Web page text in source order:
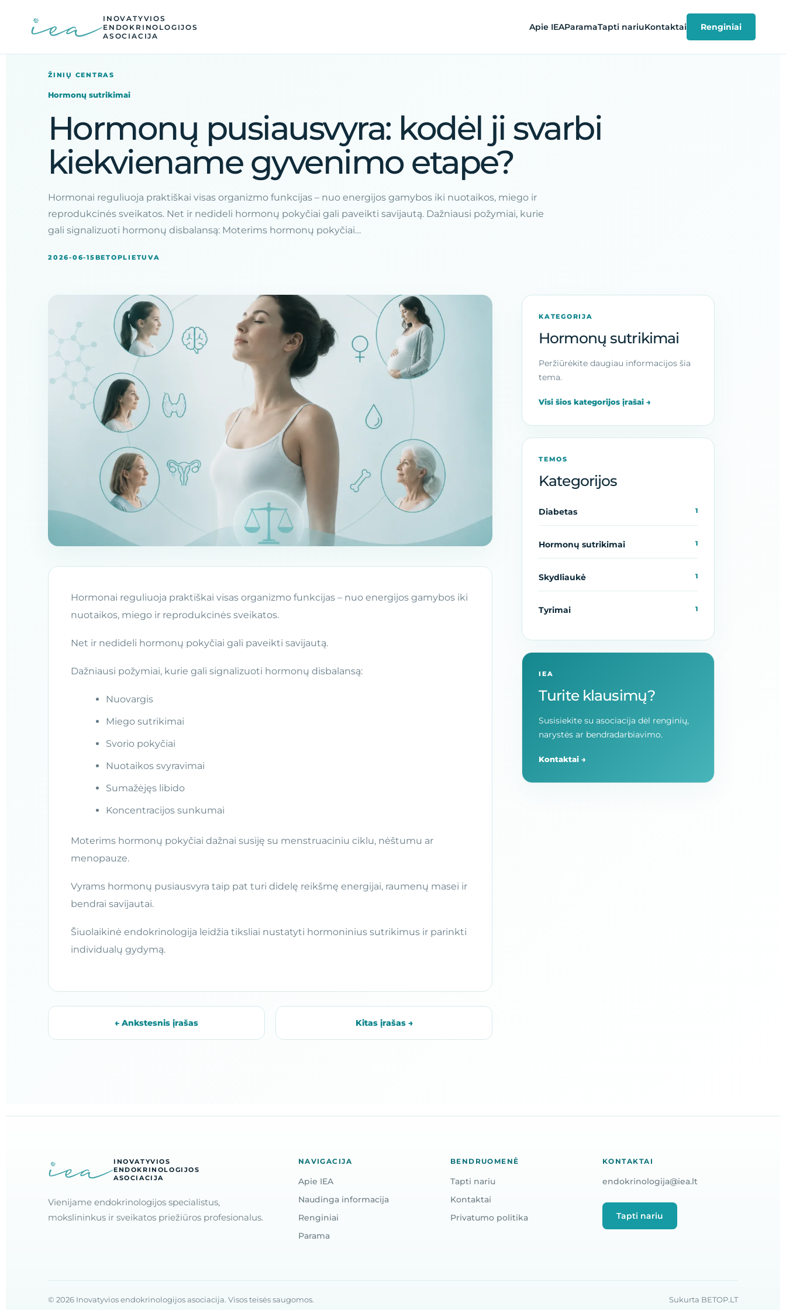
INOVATYVIOS
ENDOKRINOLOGIJOS
ASOCIACIJA
Apie IEAParamaTapti nariuKontaktai Renginiai
ŽINIŲ CENTRAS
Hormonų sutrikimai
Hormonų pusiausvyra: kodėl ji svarbi
kiekviename gyvenimo etape?
Hormonai reguliuoja praktiškai visas organizmo funkcijas – nuo energijos gamybos iki nuotaikos, miego ir
reprodukcinės sveikatos. Net ir nedideli hormonų pokyčiai gali paveikti savijautą. Dažniausi požymiai, kurie
gali signalizuoti hormonų disbalansą: Moterims hormonų pokyčiai…
2026-06-15BETOPLIETUVA
Hormonai reguliuoja praktiškai visas organizmo funkcijas – nuo energijos gamybos iki
nuotaikos, miego ir reprodukcinės sveikatos.
Net ir nedideli hormonų pokyčiai gali paveikti savijautą.
Dažniausi požymiai, kurie gali signalizuoti hormonų disbalansą:
Nuovargis
Miego sutrikimai
Svorio pokyčiai
Nuotaikos svyravimai
Sumažėjęs libido
Koncentracijos sunkumai
Moterims hormonų pokyčiai dažnai susiję su menstruaciniu ciklu, nėštumu ar
menopauze.
Vyrams hormonų pusiausvyra taip pat turi didelę reikšmę energijai, raumenų masei ir
bendrai savijautai.
Šiuolaikinė endokrinologija leidžia tiksliai nustatyti hormoninius sutrikimus ir parinkti
individualų gydymą.
← Ankstesnis įrašas Kitas įrašas →
KATEGORIJA
Hormonų sutrikimai
Peržiūrėkite daugiau informacijos šia
tema.
Visi šios kategorijos įrašai →
TEMOS
Kategorijos
Diabetas 1
Hormonų sutrikimai 1
Skydliaukė 1
Tyrimai 1
IEA
Turite klausimų?
Susisiekite su asociacija dėl renginių,
narystės ar bendradarbiavimo.
Kontaktai →
INOVATYVIOS
ENDOKRINOLOGIJOS
ASOCIACIJA
Vienijame endokrinologijos specialistus,
mokslininkus ir sveikatos priežiūros profesionalus.
NAVIGACIJA
Apie IEA
Naudinga informacija
Renginiai
Parama
BENDRUOMENĖ
Tapti nariu
Kontaktai
Privatumo politika
KONTAKTAI
endokrinologija@iea.lt
Tapti nariu
© 2026 Inovatyvios endokrinologijos asociacija. Visos teisės saugomos. Sukurta BETOP.LT